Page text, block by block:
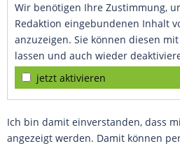
Wir benötigen Ihre Zustimmung,
Redaktion eingebundenen Inhalt
anzuzeigen. Sie können diesen
lassen und auch wieder
jetzt aktivieren
Ich bin damit einverstanden, dass
angezeigt werden. Damit können